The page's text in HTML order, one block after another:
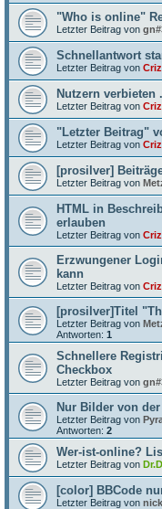
"Who is online"
Letzter Beitrag von
Schnellantwort
Letzter Beitrag von
Nutzern verbieten
Letzter Beitrag von
"Letzter Beitrag"
Letzter Beitrag von
[prosilver]
Letzter Beitrag von
HTML in
erlauben
Letzter Beitrag von
Erzwungener
kann
Letzter Beitrag von
[prosilver]Titel
Letzter Beitrag von
Antworten: 1
Schnellere
Checkbox
Letzter Beitrag von
Nur Bilder von
Letzter Beitrag von
Antworten: 2
Wer-ist-online?
Letzter Beitrag von
[color] BBCode
Letzter Beitrag von